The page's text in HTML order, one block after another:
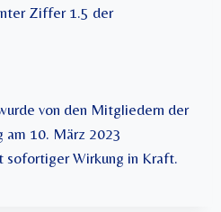
Ziffer 1.5 der
von den Mitgliedern der
am 10. März 2023
sofortiger Wirkung in Kraft.